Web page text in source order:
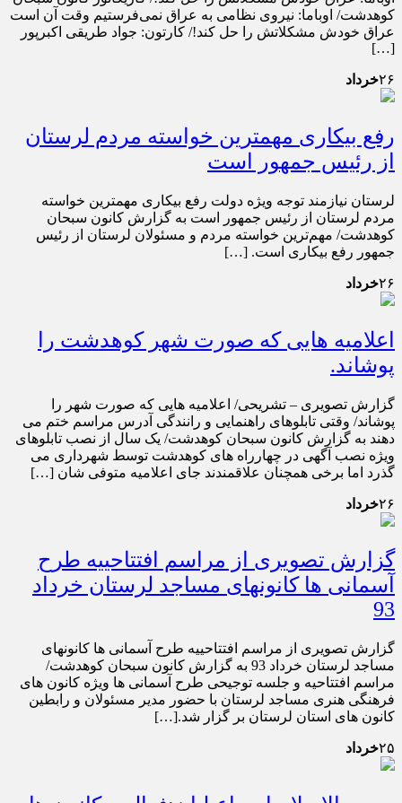
کوهدشت/ اوباما: نیروی نظامی به عراق نمی‌فرستیم وقت آن است
عراق خودش مشکلاتش را حل کند!/ کارتون: جواد طریقی اکبرپور
[…]
۲۶خرداد
رفع بیکاری مهمترین خواسته مردم لرستان
از رئیس جمهور است
لرستان نیازمند توجه ویژه دولت رفع بیکاری مهمترین خواسته
مردم لرستان از رئیس جمهور است به گزارش کانون سبحان
کوهدشت/ مهم‌ترین خواسته مردم و مسئولان لرستان از رئیس
جمهور رفع بیکاری است. […]
۲۶خرداد
اعلامیه هایی که صورت شهر کوهدشت را
پوشاند.
گزارش تصویری – تشریحی/ اعلامیه هایی که صورت شهر را
پوشاند/ وقتی تابلوهای راهنمایی و رانندگی آدرس مراسم ختم می
دهند به گزارش کانون سبحان کوهدشت/ یک سال از نصب تابلوهای
ویژه نصب آگهی در چهارراه های کوهدشت توسط شهرداری می
گذرد اما برخی همچنان علاقمندند جای اعلامیه متوفی شان […]
۲۶خرداد
گزارش تصویری از مراسم افتتاحییه طرح
آسمانی ها کانونهای مساجد لرستان خرداد
93
گزارش تصویری از مراسم افتتاحییه طرح آسمانی ها کانونهای
مساجد لرستان خرداد 93 به گزارش کانون سبحان کوهدشت/
مراسم افتتاحیه و جلسه توجیحی طرح آسمانی ها ویژه کانون های
فرهنگی هنری مساجد لرستان با حضور مدیر مسئولان و رابطین
کانون های استان لرستان بر گزار شد.[…]
۲۵خرداد